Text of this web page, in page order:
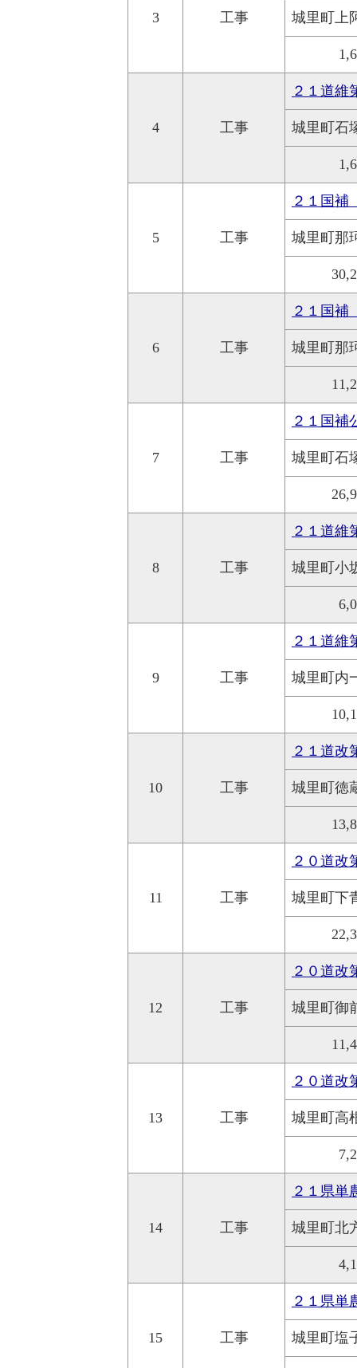
3 工事 城里町上
4 工事
２１道
城里町
5 工事
２１国補
城里町那
6 工事
２１国補
城里町那
7 工事
２１国補
城里町石
8 工事
２１道維
城里町小
9 工事
２１道維
城里町内
10 工事
２１道改
城里町徳
11 工事
２０道改
城里町下
12 工事
２０道
城里町御
13 工事
２０道改
城里町高
14 工事
２１県
城里町北
15 工事
２１県
城里町塩